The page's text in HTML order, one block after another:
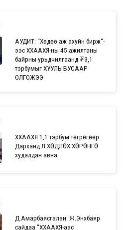
АУДИТ: “Хөдөө аж ахуйн бирж“-
ээс ХХААХҮЯ-ны 45 ажилтаны
байрны урьдчилгаанд ₮3,1
тэрбумыг ХУУЛЬ БУСААР
ОЛГОЖЭЭ
ХХААХҮЯ 1,1 тэрбум төгрөгөөр
Дарханд ҮЛ ХӨДЛӨХ ХӨРӨНГӨ
худалдан авна
Д.Амарбаясгалан: Ж.Энхбаяр
сайдаа “ХХААХҮЯ-аас